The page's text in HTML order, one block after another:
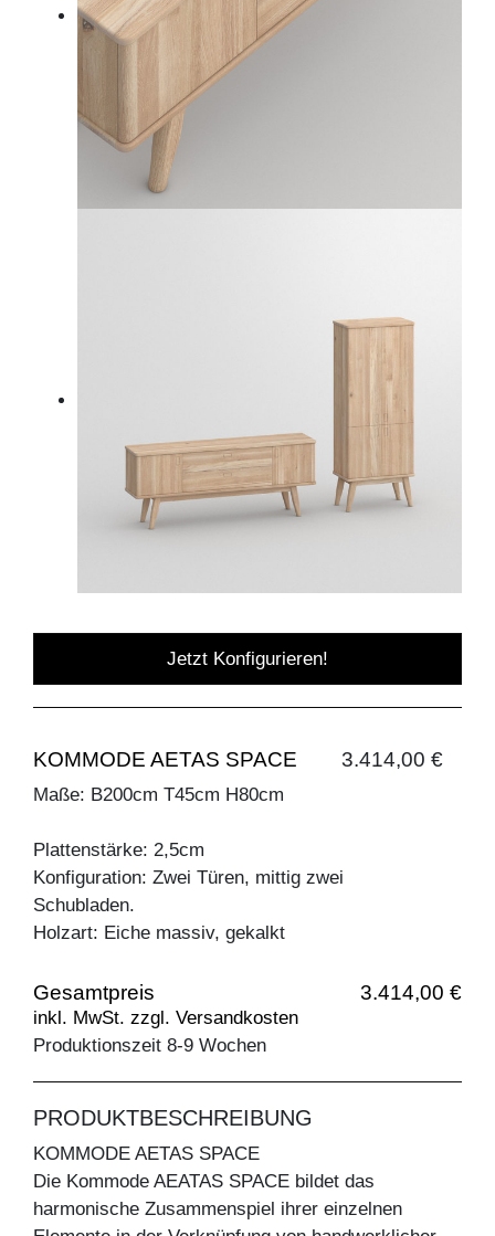
Jetzt Konfigurieren!
KOMMODE AETAS SPACE 3.414,00 €
Maße: B200cm T45cm H80cm
Plattenstärke: 2,5cm
Konfiguration: Zwei Türen, mittig zwei
Schubladen.
Holzart: Eiche massiv, gekalkt
Gesamtpreis 3.414,00 €
inkl. MwSt. zzgl. Versandkosten
Produktionszeit 8-9 Wochen
PRODUKTBESCHREIBUNG
KOMMODE AETAS SPACE
Die Kommode AEATAS SPACE bildet das
harmonische Zusammenspiel ihrer einzelnen